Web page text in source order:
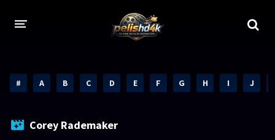
1080p 1080p Full HD
# A B C D E F G H I J
Corey Rademaker